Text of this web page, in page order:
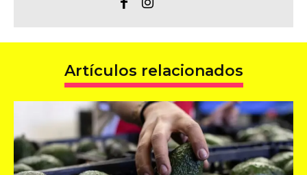
Artículos relacionados